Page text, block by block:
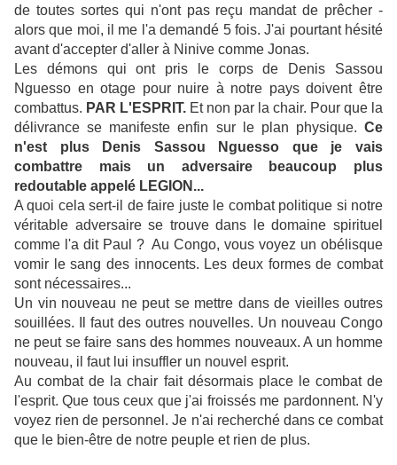
de toutes sortes qui n'ont pas reçu mandat de prêcher -
alors que moi, il me l'a demandé 5 fois. J'ai pourtant hésité
avant d'accepter d'aller à Ninive comme Jonas.
Les démons qui ont pris le corps de Denis Sassou
Nguesso en otage pour nuire à notre pays doivent être
combattus. PAR L'ESPRIT. Et non par la chair. Pour que la
délivrance se manifeste enfin sur le plan physique. Ce
n'est plus Denis Sassou Nguesso que je vais
combattre mais un adversaire beaucoup plus
redoutable appelé LEGION...
A quoi cela sert-il de faire juste le combat politique si notre
véritable adversaire se trouve dans le domaine spirituel
comme l'a dit Paul ? Au Congo, vous voyez un obélisque
vomir le sang des innocents. Les deux formes de combat
sont nécessaires...
Un vin nouveau ne peut se mettre dans de vieilles outres
souillées. Il faut des outres nouvelles. Un nouveau Congo
ne peut se faire sans des hommes nouveaux. A un homme
nouveau, il faut lui insuffler un nouvel esprit.
Au combat de la chair fait désormais place le combat de
l'esprit. Que tous ceux que j'ai froissés me pardonnent. N'y
voyez rien de personnel. Je n'ai recherché dans ce combat
que le bien-être de notre peuple et rien de plus.